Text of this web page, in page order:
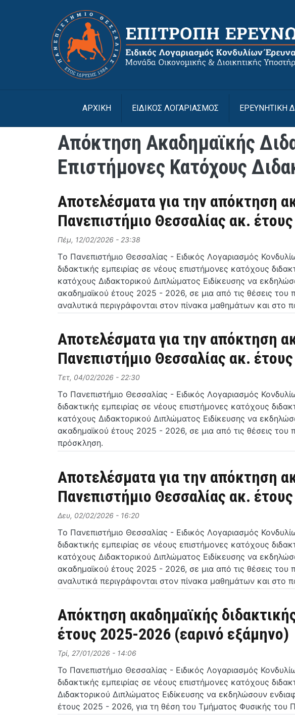
ΑΡΧΙΚΉ ΕΙΔΙΚΟΣ ΛΟΓΑΡΙΑΣΜΟΣ ΕΡΕΥΝΗΤΙΚΗ
Απόκτηση Ακαδημαϊκής
Επιστήμονες Κατόχους
Αποτελέσματα για την απόκτηση
Πανεπιστήμιο Θεσσαλίας ακ.
Πέμ, 12/02/2026 - 23:38
Tο Πανεπιστήμιο Θεσσαλίας - Ειδικός Λογαριασμός
διδακτικής εμπειρίας σε νέους επιστήμονες κατόχους
κατόχους Διδακτορικού Διπλώματος Ειδίκευσης να
ακαδημαϊκού έτους 2025 - 2026, σε μια από τις θέσεις
αναλυτικά περιγράφονται στον πίνακα μαθημάτων και
Αποτελέσματα για την απόκτηση
Πανεπιστήμιο Θεσσαλίας ακ.
Τετ, 04/02/2026 - 22:30
Tο Πανεπιστήμιο Θεσσαλίας - Ειδικός Λογαριασμός
διδακτικής εμπειρίας σε νέους επιστήμονες κατόχους
κατόχους Διδακτορικού Διπλώματος Ειδίκευσης να
ακαδημαϊκού έτους 2025 - 2026, σε μια από τις θέσεις
πρόσκληση.
Αποτελέσματα για την απόκτηση
Πανεπιστήμιο Θεσσαλίας ακ.
Δευ, 02/02/2026 - 16:20
Tο Πανεπιστήμιο Θεσσαλίας - Ειδικός Λογαριασμός
διδακτικής εμπειρίας σε νέους επιστήμονες κατόχους
κατόχους Διδακτορικού Διπλώματος Ειδίκευσης να
ακαδημαϊκού έτους 2025 - 2026, σε μια από τις θέσεις
αναλυτικά περιγράφονται στον πίνακα μαθημάτων και
Απόκτηση ακαδημαϊκής
έτους 2025-2026 (εαρινό εξάμηνο)
Τρί, 27/01/2026 - 14:06
Το Πανεπιστήμιο Θεσσαλίας - Ειδικός Λογαριασμός
διδακτικής εμπειρίας σε νέους επιστήμονες κατόχους
Διδακτορικού Διπλώματος Ειδίκευσης να εκδηλώσουν
έτους 2025 - 2026, για τη θέση του Τμήματος Φυσικής του